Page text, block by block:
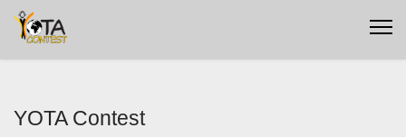
YOTA Contest